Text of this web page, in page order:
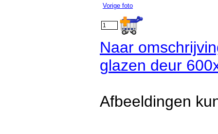
Vorige foto
Naar
glazen deur
Afbeeldingen